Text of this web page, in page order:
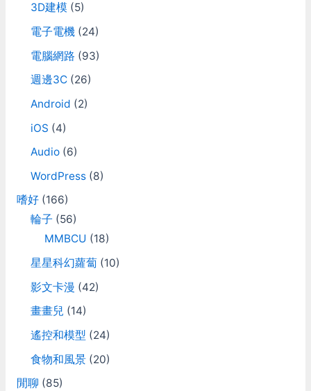
3D建模 (5)
電子電機(24)
電腦網路 (93)
週邊3C(26)
Android (2)
iOS (4)
Audio(6)
WordPress(8)
嗜好(166)
輪子 (56)
MMBCU (18)
星星科幻蘿蔔(10)
影文卡漫 (42)
畫畫兒 (14)
遙控和模型 (24)
食物和風景(20)
閒聊 (85)